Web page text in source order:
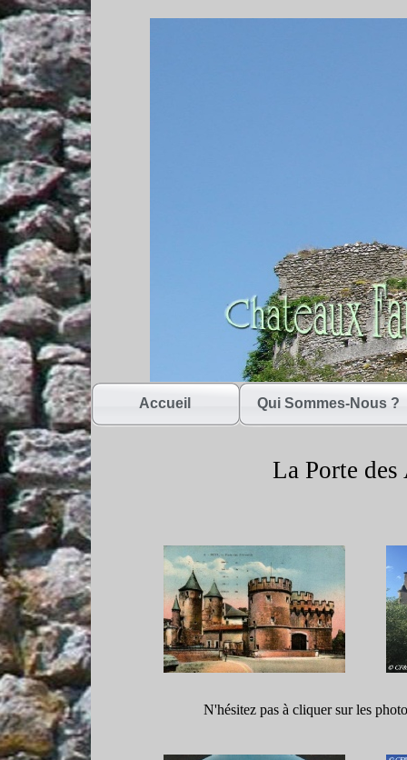
Accueil Qui Sommes-Nous ?
La Porte
N'hésitez pas à cliquer sur les